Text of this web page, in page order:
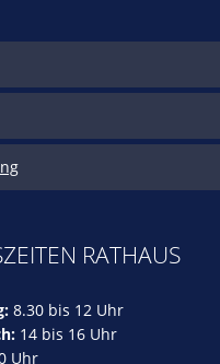
RATHAUS
8.30 bis 12 Uhr
14 bis 16 Uhr
Uhr